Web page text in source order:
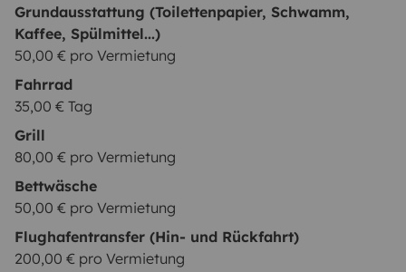
Grundausstattung (Toilettenpapier, Schwamm,
Kaffee, Spülmittel...)
50,00 € pro Vermietung
Fahrrad
35,00 € Tag
Grill
80,00 € pro Vermietung
Bettwäsche
50,00 € pro Vermietung
Flughafentransfer (Hin- und Rückfahrt)
200,00 € pro Vermietung